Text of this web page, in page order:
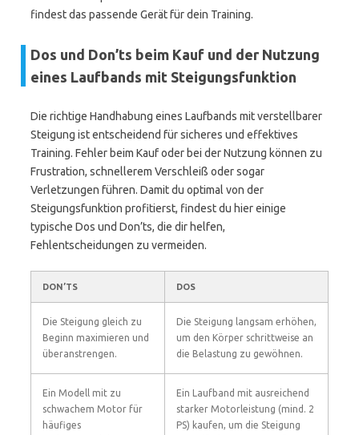
findest das passende Gerät für dein Training.
Dos und Don’ts beim Kauf und der Nutzung
eines Laufbands mit Steigungsfunktion
Die richtige Handhabung eines Laufbands mit verstellbarer
Steigung ist entscheidend für sicheres und effektives
Training. Fehler beim Kauf oder bei der Nutzung können zu
Frustration, schnellerem Verschleiß oder sogar
Verletzungen führen. Damit du optimal von der
Steigungsfunktion profitierst, findest du hier einige
typische Dos und Don’ts, die dir helfen,
Fehlentscheidungen zu vermeiden.
DON’TS DOS
Die Steigung gleich zu
Beginn maximieren und
überanstrengen.
Die Steigung langsam erhöhen,
um den Körper schrittweise an
die Belastung zu gewöhnen.
Ein Modell mit zu
schwachem Motor für
häufiges
Ein Laufband mit ausreichend
starker Motorleistung (mind. 2
PS) kaufen, um die Steigung